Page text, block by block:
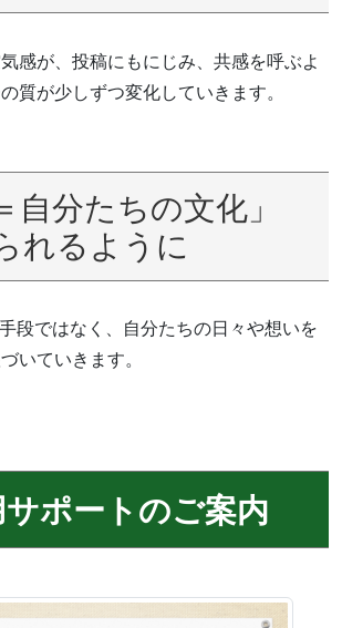
感が、投稿にもにじみ、共感を呼ぶよ
質が少しずつ変化していきます。
自分たちの文化」
れるように
段ではなく、自分たちの日々や想いを
いていきます。
サポートのご案内